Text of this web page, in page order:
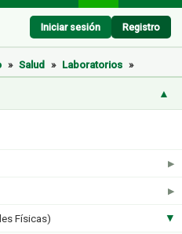
Iniciar sesión Registro
▲
▶
▶
Físicas) ▶
» Salud » Laboratorios »